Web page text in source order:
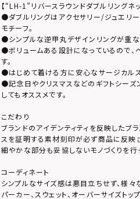
【“LH-1”リバースラウンドダブルリングネ
●ダブルリングはアクセサリー/ジュエリ
モチーフ。
●シンプルな逆甲丸デザインリングが重な
●ボリュームある設計になっているので、
す。
●はじめて着ける方に安心なサージカル
●記念日やクリスマスなどのギフトシーズ
してもオススメです。
こだわり
ブランドのアイデンティティを反映したブ
スを証明する素材刻印が必ず商品に反映
細やかな部分も妥協しないモノづくりを行
コーディネート
シンプルなサイズ感は悪目立ちせず、様々
パーカー、スウェット、オーバーサイズト